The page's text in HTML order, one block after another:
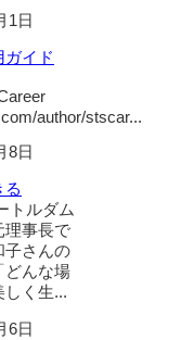
1日
ガイド
author/stscar...
8日
る
トルダム
理事長で
子さんの
どんな場
しく生...
6日